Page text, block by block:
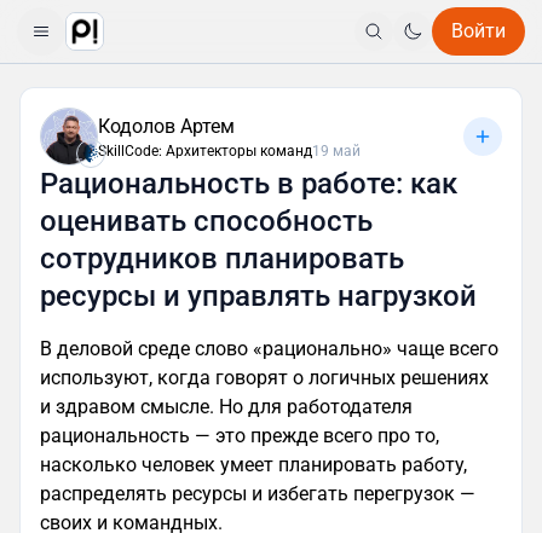
Войти
Кодолов Артем
SkillCode: Архитекторы команд19 май
Рациональность в работе: как
оценивать способность
сотрудников планировать
ресурсы и управлять нагрузкой
В деловой среде слово «рационально» чаще всего
используют, когда говорят о логичных решениях
и здравом смысле. Но для работодателя
рациональность — это прежде всего про то,
насколько человек умеет планировать работу,
распределять ресурсы и избегать перегрузок —
своих и командных.